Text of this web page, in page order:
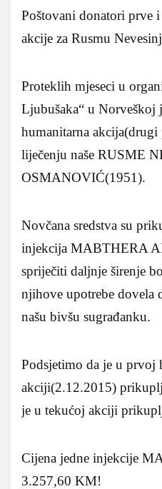
Poštovani donatori prve
akcije za Rusmu
Proteklih mjeseci u
Ljubušaka“ u Norveškoj
humanitarna akcija(drugi
liječenju naše RUSME
OSMANOVIĆ(1951).
Novčana sredstva su
injekcija MABTHERA
spriječiti daljnje širenje
njihove upotrebe dovela
našu bivšu sugrađanku.
Podsjetimo da je u prvoj
akciji(2.12.2015)
je u tekućoj akciji
Cijena jedne injekcije
3.257,60 KM!